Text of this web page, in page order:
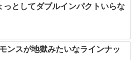
っとしてダブルインパクトいらな
ンスが地獄みたいなラインナッ